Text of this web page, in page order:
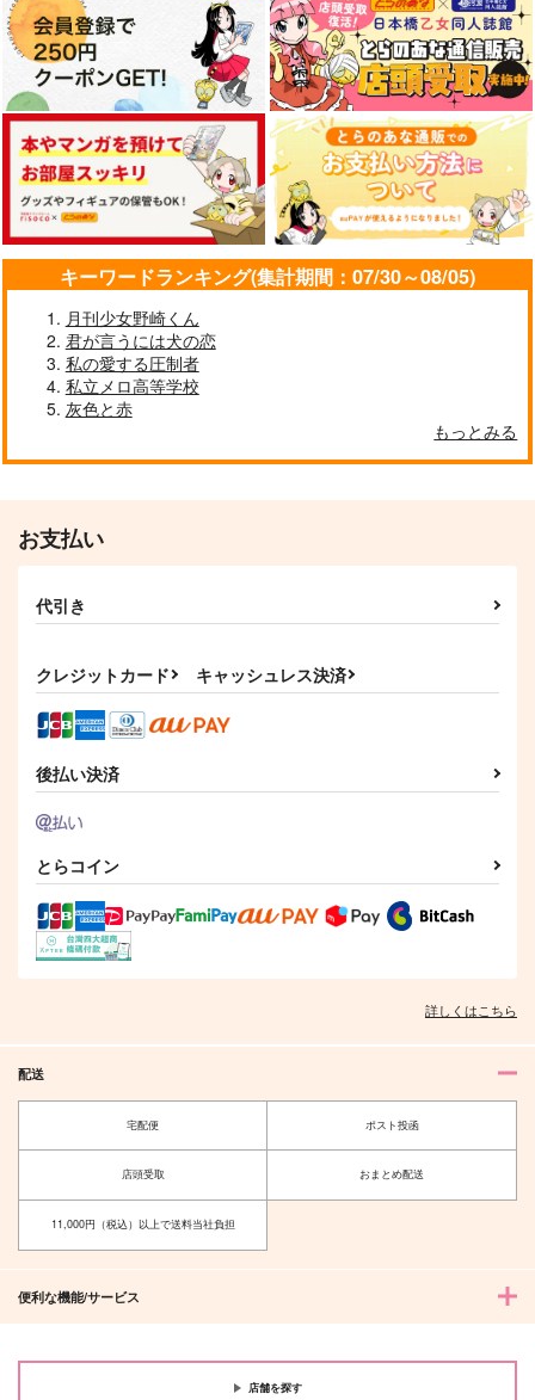
キーワードランキング(集計期間：07/30～08/05)
月刊少女野崎くん
君が言うには犬の恋
私の愛する圧制者
私立メロ高等学校
灰色と赤
もっとみる
お支払い
代引き
クレジットカード キャッシュレス決済
後払い決済
とらコイン
詳しくはこちら
配送
宅配便 ポスト投函
店頭受取 おまとめ配送
11,000円（税込）以上で送料当社負担
便利な機能/サービス
店舗を探す